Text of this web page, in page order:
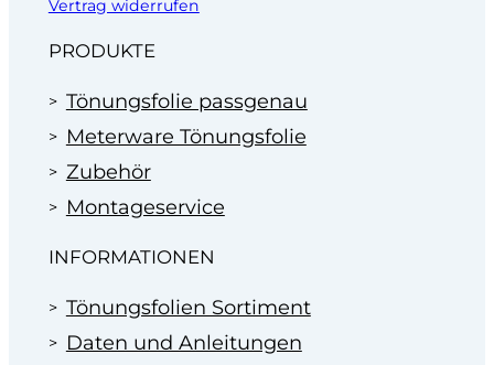
Vertrag widerrufen
PRODUKTE
Tönungsfolie passgenau
Meterware Tönungsfolie
Zubehör
Montageservice
INFORMATIONEN
Tönungsfolien Sortiment
Daten und Anleitungen